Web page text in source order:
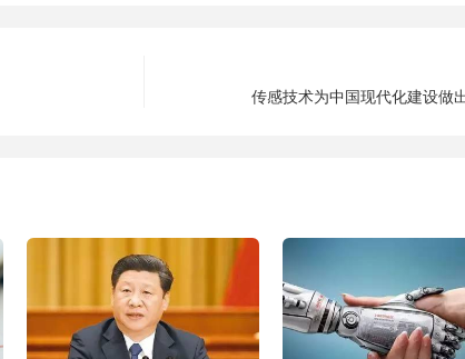
传感技术为中国现代化建设做